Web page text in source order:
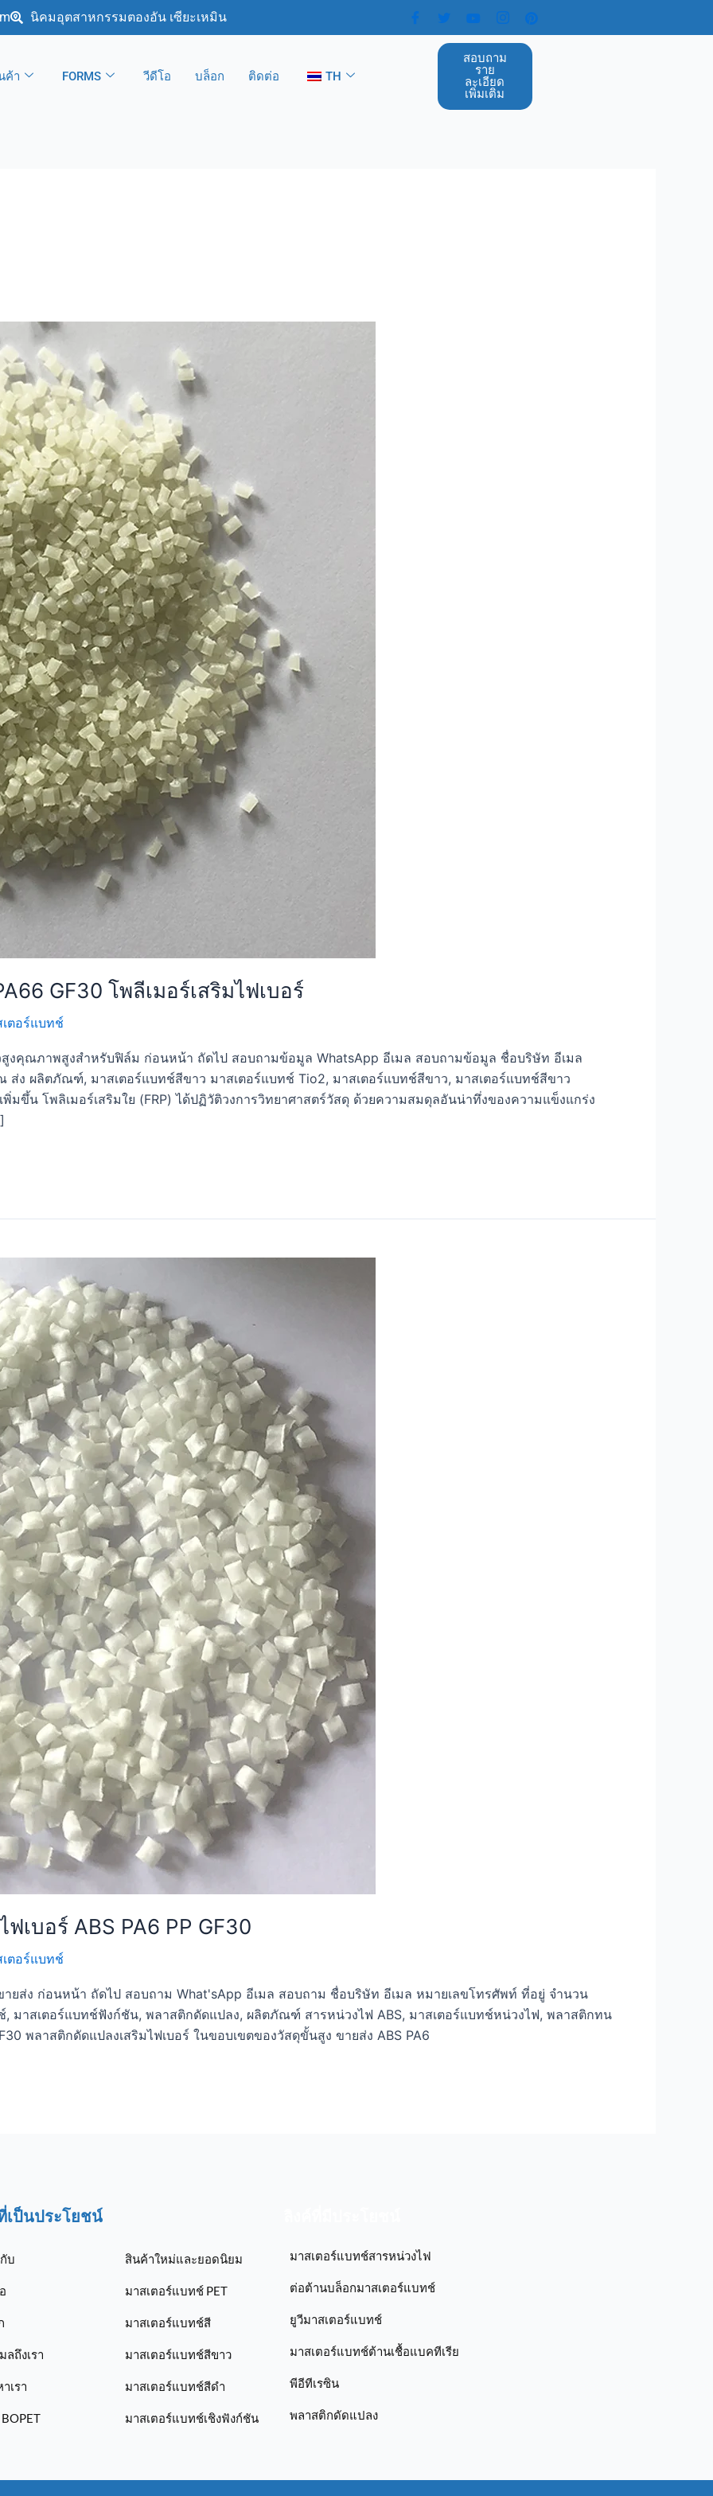
นิคมอุตสาหกรรมตองอัน เซียะเหมิน
ค้า FORMS วีดีโอ บล็อก ติดต่อ TH
สอบถาม
ราย
ละเอียด
เพิ่มเติม
GF30 โพลีเมอร์เสริมไฟเบอร์
ตอร์แบทช์
งคุณภาพสูงสำหรับฟิล์ม ก่อนหน้า ถัดไป สอบถามข้อมูล WhatsApp อีเมล สอบถามข้อมูล ชื่อบริษัท อีเมล
ง ผลิตภัณฑ์, มาสเตอร์แบทช์สีขาว มาสเตอร์แบทช์ Tio2, มาสเตอร์แบทช์สีขาว, มาสเตอร์แบทช์สีขาว
มขึ้น โพลิเมอร์เสริมใย (FRP) ได้ปฏิวัติวงการวิทยาศาสตร์วัสดุ ด้วยความสมดุลอันน่าทึ่งของความแข็งแกร่ง
เบอร์ ABS PA6 PP GF30
ตอร์แบทช์
ยส่ง ก่อนหน้า ถัดไป สอบถาม What'sApp อีเมล สอบถาม ชื่อบริษัท อีเมล หมายเลขโทรศัพท์ ที่อยู่ จำนวน
มาสเตอร์แบทช์ฟังก์ชัน, พลาสติกดัดแปลง, ผลิตภัณฑ์ สารหน่วงไฟ ABS, มาสเตอร์แบทช์หน่วงไฟ, พลาสติกทน
พลาสติกดัดแปลงเสริมไฟเบอร์ ในขอบเขตของวัสดุขั้นสูง ขายส่ง ABS PA6
เป็นประโยชน์
บ
ลถึงเรา
เรา
สินค้าใหม่และยอดนิยม
มาสเตอร์แบทช์ PET
มาสเตอร์แบทช์สี
มาสเตอร์แบทช์สีขาว
มาสเตอร์แบทช์สีดำ
มาสเตอร์แบทช์เชิงฟังก์ชัน
มาสเตอร์แบทช์สารหน่วงไฟ
ต่อต้านบล็อกมาสเตอร์แบทช์
ยูวีมาสเตอร์แบทช์
มาสเตอร์แบทช์ต้านเชื้อแบคทีเรีย
พีอีทีเรซิน
พลาสติกดัดแปลง